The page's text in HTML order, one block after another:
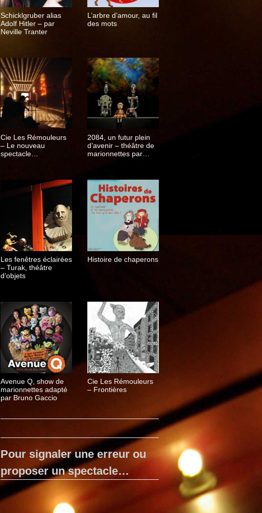
Schicklgruber alias
Adolf Hitler – par
Neville Tranter
L’arbre d’amour, au fil
des mots
Cie Les Rémouleurs
– Le nouveau
spectacle
2084, un futur plein
d’avenir – théâtre de
marionnettes par
Les fenêtres éclairées
– Turak, théâtre
d’objets
Histoire de chaperons
Avenue Q, show de
marionnettes adapté
par Bruno Gaccio
Cie Les Rémouleurs
– Frontières
Pour signaler une erreur ou
proposer un spectacle…